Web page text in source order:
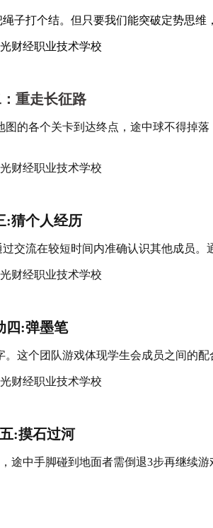
打个结。但只要我们能突破定势思维
重走长征路
图的各个关卡到达终点，途中球不得掉
:猜个人经历
流在较短时间内准确认识其他成员。
四:弹墨笔
这个团队游戏体现学生会成员之间的配
:摸石过河
途中手脚碰到地面者需倒退3步再继续游